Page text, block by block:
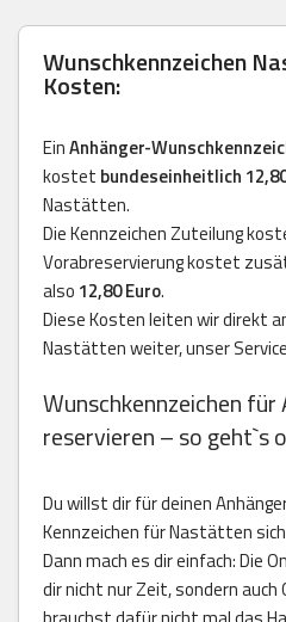
Wunschkennzeichen
Kosten:
EinAnhänger-
kostet bundeseinheitlich
Nastätten.
Die Kennzeichen Zuteilung
Vorabreservierung kostet
also 12,80 Euro.
Diese Kosten leiten wir direkt
Nastätten weiter, unser
Wunschkennzeichen für
reservieren – so geht`s
Du willst dir für deinen
Kennzeichen für Nastätten
Dann mach es dir einfach: Die
dir nicht nur Zeit, sondern auch